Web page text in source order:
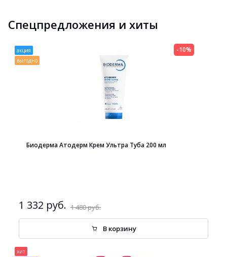
Спецпредложения и хиты
акция
выгодно
Биодерма Атодерм Крем Ультра Туба 200 мл
1 332 руб. 1 480 руб.
-10%
В корзину
хит